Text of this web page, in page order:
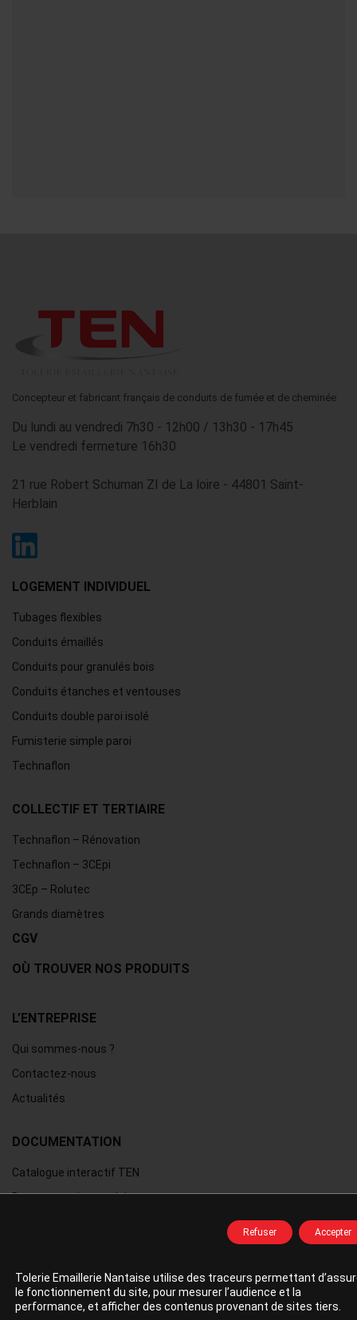
Concepteur et fabricant français de conduits de fumée et de cheminée
Du lundi au vendredi 7h30 - 12h00 / 13h30 - 17h45
Le vendredi fermeture 16h30
21 rue Robert Schuman ZI de La loire - 44801 Saint-
Herblain
LOGEMENT INDIVIDUEL
Tubages flexibles
Conduits émaillés
Conduits pour granulés bois
Conduits étanches et ventouses
Conduits double paroi isolé
Fumisterie simple paroi
Technaflon
COLLECTIF ET TERTIAIRE
Technaflon – Rénovation
Technaflon – 3CEpi
3CEp – Rolutec
Grands diamètres
CGV
OÙ TROUVER NOS PRODUITS
L’ENTREPRISE
Qui sommes-nous ?
Contactez-nous
Actualités
DOCUMENTATION
Catalogue interactif TEN
Documentation produit
© 2026 TEN/B17 Communication /Mentions légales /
Gestion des données personnelles /Gérer mes cookies
Tolerie Emaillerie Nantaise utilise des traceurs permettant
le fonctionnement du site, pour mesurer l’audience et la
performance, et afficher des contenus provenant de sites tiers.
Accepter
Refuser